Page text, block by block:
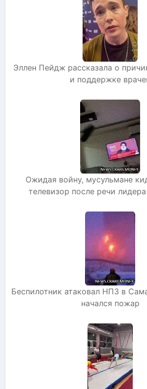
Эллен Пейдж рассказала о
и поддержке
Ожидая войну, мусульмане
телевизор после речи
Беспилотник атаковал НПЗ в
начался пожар